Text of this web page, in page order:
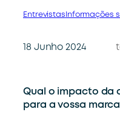
Entrevistas Informações
18 Junho 2024
Qual o impacto da
para a vossa